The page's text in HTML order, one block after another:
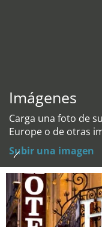
Imágenes
Carga una foto de
Europe o de otras
Subir una imagen